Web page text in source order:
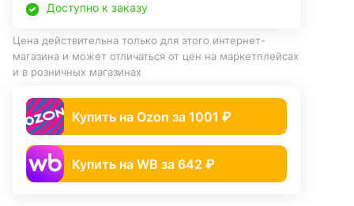
Доступно к заказу
Цена действительна только для этого интернет-
магазина и может отличаться от цен на маркетплейсах
и в розничных магазинах
Купить на Ozon за 1001 ₽
Купить на WB за 642 ₽